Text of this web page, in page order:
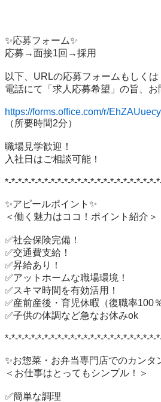
✨応募フォーム✨
応募→面接1回→採用
以下、URLの応募フォームもしくは
電話にて「求人応募希望」の旨、お
https://forms.office.com/r/
（所要時間2分）
職場見学歓迎！
入社日はご相談可能！
*-*-*-*-*-*-*-*-*-*-*-*-*-*-*-*-*-*-*-*-*-*-*-
✨アピールポイント✨
＜働く魅力はココ！ポイント紹介＞
✅社会保険完備！
✅交通費支給！
✅昇給あり！
✅アットホームな職場環境！
✅スキマ時間を有効活用！
✅産前産後・育児休暇（復職率100％
✅子供の体調など急なお休みok
*-*-*-*-*-*-*-*-*-*-*-*-*-*-*-*-*-*-*-*-*-*-*-
✨お惣菜・お弁当専門店でのカンタ
＜お仕事はとってもシンプル！＞
✅簡単な調理